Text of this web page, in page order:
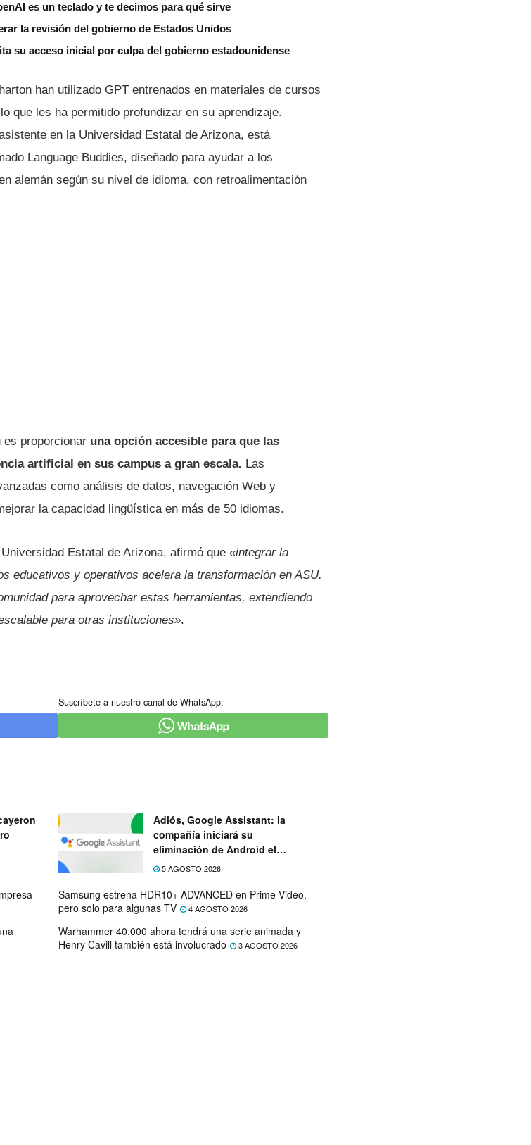
es un teclado y te decimos para qué sirve
la revisión del gobierno de Estados Unidos
su acceso inicial por culpa del gobierno estadounidense
han utilizado GPT entrenados en materiales de cursos
que les ha permitido profundizar en su aprendizaje.
en la Universidad Estatal de Arizona, está
Language Buddies, diseñado para ayudar a los
alemán según su nivel de idioma, con retroalimentación
es proporcionar una opción accesible para que las
artificial en sus campus a gran escala. Las
como análisis de datos, navegación Web y
la capacidad lingüística en más de 50 idiomas.
Estatal de Arizona, afirmó que «integrar la
educativos y operativos acelera la transformación en ASU.
para aprovechar estas herramientas, extendiendo
para otras instituciones».
Suscríbete a nuestro canal de WhatsApp:
Adiós, Google Assistant: la
compañía iniciará su
eliminación de Android el
próximo mes
5 AGOSTO 2026
Samsung estrena HDR10+ ADVANCED en Prime Video,
pero solo para algunas TV
4 AGOSTO 2026
Warhammer 40.000 ahora tendrá una serie animada y
Henry Cavill también está involucrado
3 AGOSTO 2026